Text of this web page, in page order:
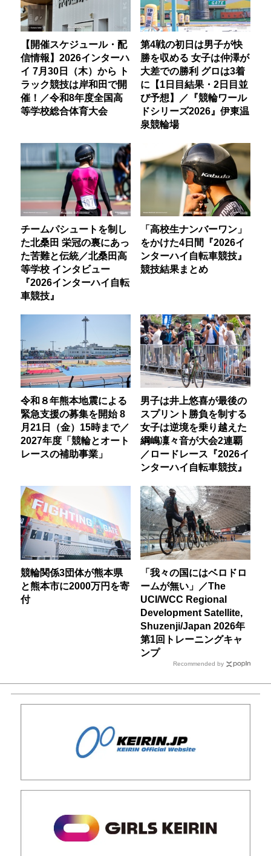
【開催スケジュール・配
信情報】2026インターハ
イ 7月30日（木）から ト
ラック競技は岸和田で開
催！／令和8年度全国高
等学校総合体育大会
第4戦の初日は男子が快
勝を収める 女子は仲澤が
大差での勝利 グロは3着
に【1日目結果・2日目並
び予想】／『競輪ワール
ドシリーズ2026』伊東温
泉競輪場
チームパシュートを制し
た北桑田 栄冠の裏にあっ
た苦難と伝統／北桑田高
等学校 インタビュー
『2026インターハイ自転
車競技』
「高校生ナンバーワン」
をかけた4日間『2026イ
ンターハイ自転車競技』
競技結果まとめ
令和８年熊本地震による
緊急支援の募集を開始 8
月21日（金）15時まで／
2027年度「競輪とオート
レースの補助事業」
男子は井上悠喜が最後の
スプリント勝負を制する
女子は逆境を乗り越えた
綱嶋凜々音が大会2連覇
／ロードレース『2026イ
ンターハイ自転車競技』
競輪関係3団体が熊本県
と熊本市に2000万円を寄
付
「我々の国にはベロドロ
ームが無い」／The
UCI/WCC Regional
Development Satellite,
Shuzenji/Japan 2026年
第1回トレーニングキャ
ンプ
Recommended by